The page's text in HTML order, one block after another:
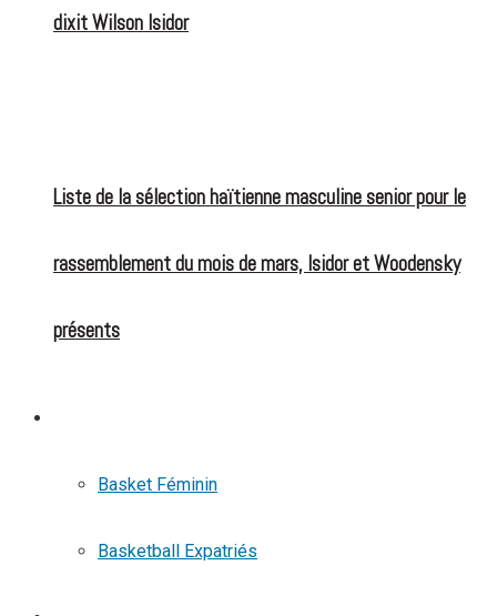
dixit Wilson Isidor
Liste de la sélection haïtienne masculine senior pour le
rassemblement du mois de mars, Isidor et Woodensky
présents
Basket Féminin
Basketball Expatriés